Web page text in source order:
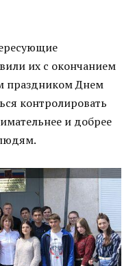
их с окончанием
праздником Днем
контролировать
и добрее